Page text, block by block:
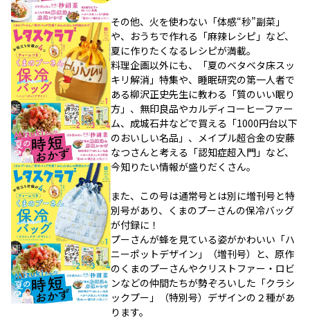
その他、火を使わない「体感“秒”副菜」
や、おうちで作れる「麻辣レシピ」など、
夏に作りたくなるレシピが満載。
料理企画以外にも、「夏のベタベタ床スッ
キリ解消」特集や、睡眠研究の第一人者で
ある柳沢正史先生に教わる「質のいい眠り
方」、無印良品やカルディコーヒーファー
ム、成城石井などで買える「1000円台以下
のおいしい名品」、メイプル超合金の安藤
なつさんと考える「認知症超入門」など、
今知りたい情報が盛りだくさん。
また、この号は通常号とは別に増刊号と特
別号があり、くまのプーさんの保冷バッグ
が付録に！
プーさんが蜂を見ている姿がかわいい「ハ
ニーポットデザイン」（増刊号）と、原作
のくまのプーさんやクリストファー・ロビ
ンなどの仲間たちが勢ぞろいした「クラシ
ックプー」（特別号）デザインの２種があ
ります。